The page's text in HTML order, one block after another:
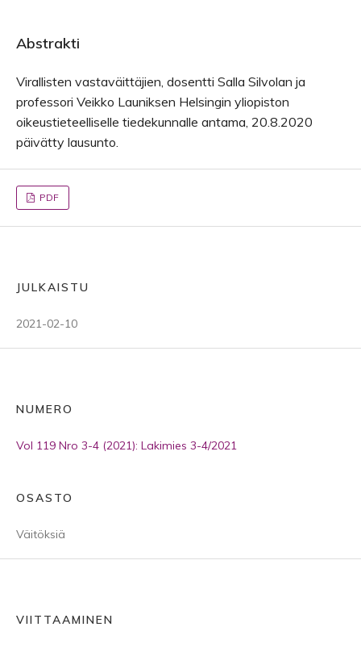
Abstrakti
Virallisten vastaväittäjien, dosentti Salla Silvolan ja
professori Veikko Launiksen Helsingin yliopiston
oikeustieteelliselle tiedekunnalle antama, 20.8.2020
päivätty lausunto.
PDF
JULKAISTU
2021-02-10
NUMERO
Vol 119 Nro 3-4 (2021): Lakimies 3-4/2021
OSASTO
Väitöksiä
VIITTAAMINEN